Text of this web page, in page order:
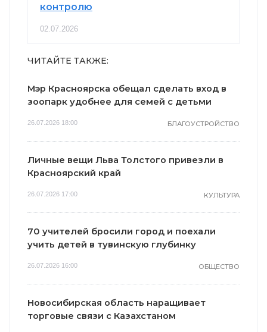
контролю
02.07.2026
ЧИТАЙТЕ ТАКЖЕ:
Мэр Красноярска обещал сделать вход в
зоопарк удобнее для семей с детьми
26.07.2026 18:00 БЛАГОУСТРОЙСТВО
Личные вещи Льва Толстого привезли в
Красноярский край
26.07.2026 17:00 КУЛЬТУРА
70 учителей бросили город и поехали
учить детей в тувинскую глубинку
26.07.2026 16:00 ОБЩЕСТВО
Новосибирская область наращивает
торговые связи с Казахстаном